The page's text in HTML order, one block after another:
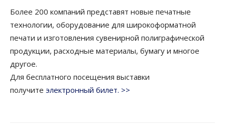
Более 200 компаний представят новые печатные
технологии, оборудование для широкоформатной
печати и изготовления сувенирной полиграфической
продукции, расходные материалы, бумагу и многое
другое.
Для бесплатного посещения выставки
получите электронный билет. >>